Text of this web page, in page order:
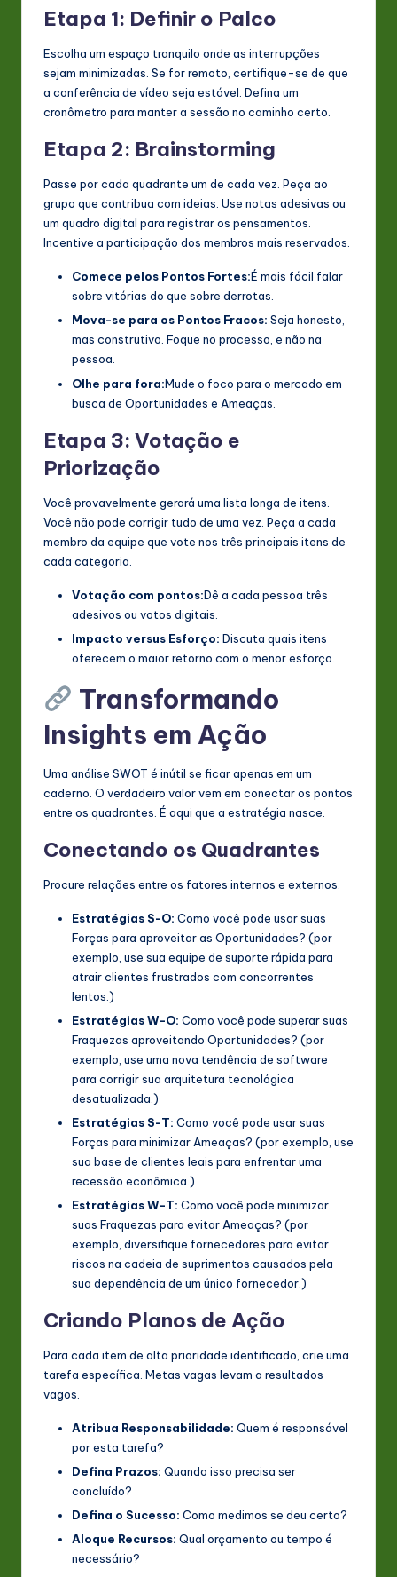
Etapa 1: Definir o Palco
Escolha um espaço tranquilo onde as interrupções
sejam minimizadas. Se for remoto, certifique-se de que
a conferência de vídeo seja estável. Defina um
cronômetro para manter a sessão no caminho certo.
Etapa 2: Brainstorming
Passe por cada quadrante um de cada vez. Peça ao
grupo que contribua com ideias. Use notas adesivas ou
um quadro digital para registrar os pensamentos.
Incentive a participação dos membros mais reservados.
Comece pelos Pontos Fortes:É mais fácil falar
sobre vitórias do que sobre derrotas.
Mova-se para os Pontos Fracos: Seja honesto,
mas construtivo. Foque no processo, e não na
pessoa.
Olhe para fora:Mude o foco para o mercado em
busca de Oportunidades e Ameaças.
Etapa 3: Votação e
Priorização
Você provavelmente gerará uma lista longa de itens.
Você não pode corrigir tudo de uma vez. Peça a cada
membro da equipe que vote nos três principais itens de
cada categoria.
Votação com pontos:Dê a cada pessoa três
adesivos ou votos digitais.
Impacto versus Esforço: Discuta quais itens
oferecem o maior retorno com o menor esforço.
Transformando
Insights em Ação
Uma análise SWOT é inútil se ficar apenas em um
caderno. O verdadeiro valor vem em conectar os pontos
entre os quadrantes. É aqui que a estratégia nasce.
Conectando os Quadrantes
Procure relações entre os fatores internos e externos.
Estratégias S-O: Como você pode usar suas
Forças para aproveitar as Oportunidades? (por
exemplo, use sua equipe de suporte rápida para
atrair clientes frustrados com concorrentes
lentos.)
Estratégias W-O: Como você pode superar suas
Fraquezas aproveitando Oportunidades? (por
exemplo, use uma nova tendência de software
para corrigir sua arquitetura tecnológica
desatualizada.)
Estratégias S-T: Como você pode usar suas
Forças para minimizar Ameaças? (por exemplo, use
sua base de clientes leais para enfrentar uma
recessão econômica.)
Estratégias W-T: Como você pode minimizar
suas Fraquezas para evitar Ameaças? (por
exemplo, diversifique fornecedores para evitar
riscos na cadeia de suprimentos causados pela
sua dependência de um único fornecedor.)
Criando Planos de Ação
Para cada item de alta prioridade identificado, crie uma
tarefa específica. Metas vagas levam a resultados
vagos.
Atribua Responsabilidade: Quem é responsável
por esta tarefa?
Defina Prazos: Quando isso precisa ser
concluído?
Defina o Sucesso: Como medimos se deu certo?
Aloque Recursos: Qual orçamento ou tempo é
necessário?